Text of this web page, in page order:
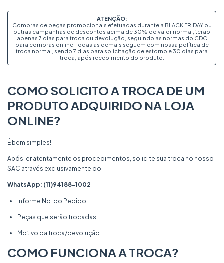
ATENÇÃO:
Compras de peças promocionais efetuadas durante a BLACK FRIDAY ou
outras campanhas de descontos acima de 30% do valor normal, terão
apenas 7 dias para troca ou devolução, seguindo as normas do CDC
para compras online. Todas as demais seguem com nossa política de
troca normal, sendo 7 dias para solicitação de estorno e 30 dias para
troca, após recebimento do produto.
COMO SOLICITO A TROCA DE UM
PRODUTO ADQUIRIDO NA LOJA
ONLINE?
É bem simples!
Após ler atentamente os procedimentos, solicite sua troca no nosso
SAC através exclusivamente do:
WhatsApp: (11)94188-1002
Informe No. do Pedido
Peças que serão trocadas
Motivo da troca/devolução
COMO FUNCIONA A TROCA?